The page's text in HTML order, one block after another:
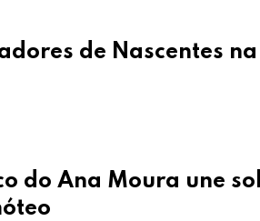
de Nascentes
do Ana Moura une